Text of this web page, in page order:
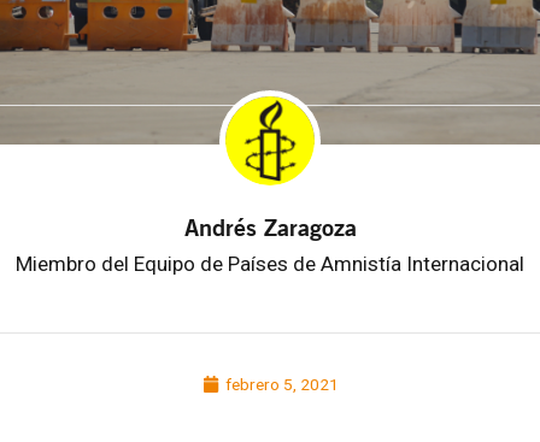
Andrés Zaragoza
Miembro del Equipo de Países de Amnistía Internacional
febrero 5, 2021